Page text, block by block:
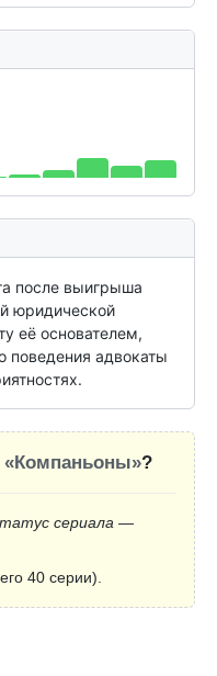
после выигрыша
юридической
её основателем,
поведения адвокаты
«Компаньоны»?
сериала —
40 серии).